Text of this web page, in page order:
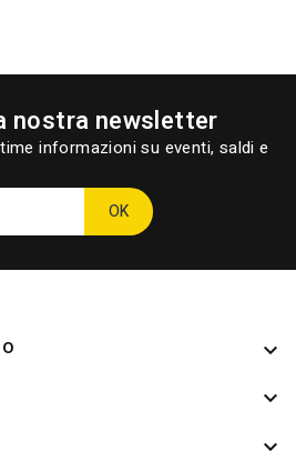
nostra newsletter
informazioni su eventi, saldi e


